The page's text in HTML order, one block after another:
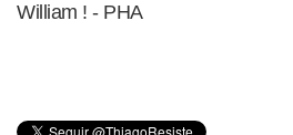
William ! - PHA